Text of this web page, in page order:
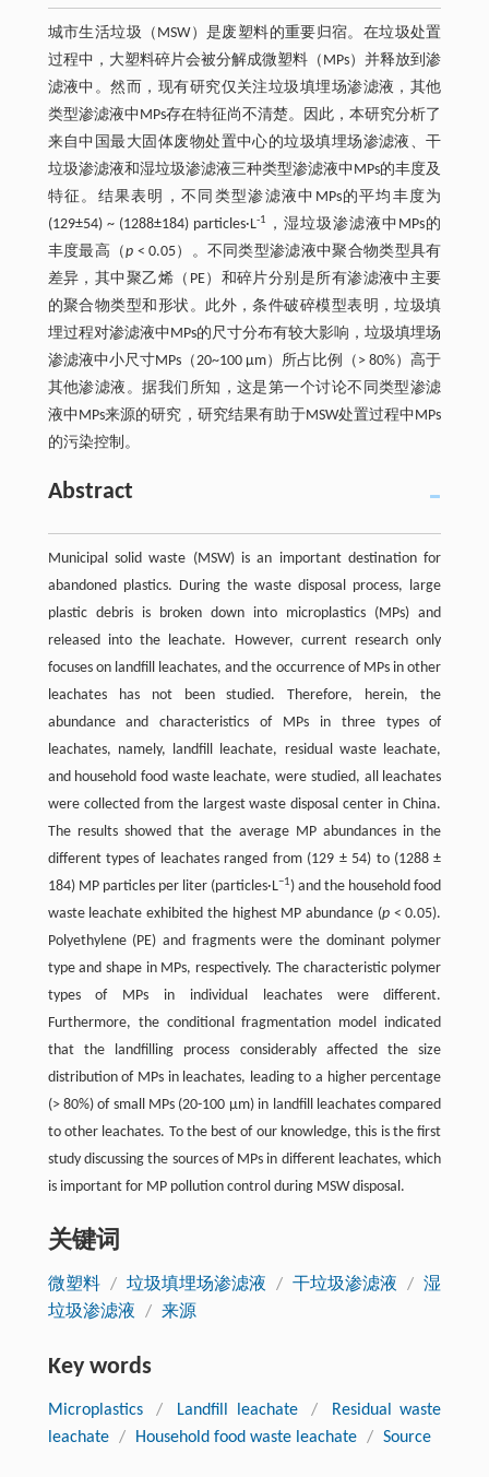
城市生活垃圾（MSW）是废塑料的重要归宿。在垃圾处置
过程中，大塑料碎片会被分解成微塑料（MPs）并释放到渗
滤液中。然而，现有研究仅关注垃圾填埋场渗滤液，其他
类型渗滤液中MPs存在特征尚不清楚。因此，本研究分析了
来自中国最大固体废物处置中心的垃圾填埋场渗滤液、干
垃圾渗滤液和湿垃圾渗滤液三种类型渗滤液中MPs的丰度及
特征。结果表明，不同类型渗滤液中MPs的平均丰度为
(129±54) ~ (1288±184) particles·L-1
，湿垃圾渗滤液中MPs的
丰度最高（p < 0.05）。不同类型渗滤液中聚合物类型具有
差异，其中聚乙烯（PE）和碎片分别是所有渗滤液中主要
的聚合物类型和形状。此外，条件破碎模型表明，垃圾填
埋过程对渗滤液中MPs的尺寸分布有较大影响，垃圾填埋场
渗滤液中小尺寸MPs（20~100 μm）所占比例（> 80%）高于
其他渗滤液。据我们所知，这是第一个讨论不同类型渗滤
液中MPs来源的研究，研究结果有助于MSW处置过程中MPs
的污染控制。
Abstract
Municipal solid waste (MSW) is an important destination for
abandoned plastics. During the waste disposal process, large
plastic debris is broken down into microplastics (MPs) and
released into the leachate. However, current research only
focuses on landfill leachates, and the occurrence of MPs in other
leachates has not been studied. Therefore, herein, the
abundance and characteristics of MPs in three types of
leachates, namely, landfill leachate, residual waste leachate,
and household food waste leachate, were studied, all leachates
were collected from the largest waste disposal center in China.
The results showed that the average MP abundances in the
different types of leachates ranged from (129 ± 54) to (1288 ±
184) MP particles per liter (particles·L−1) and the household food
waste leachate exhibited the highest MP abundance (p< 0.05).
Polyethylene (PE) and fragments were the dominant polymer
type and shape in MPs, respectively. The characteristic polymer
types of MPs in individual leachates were different.
Furthermore, the conditional fragmentation model indicated
that the landfilling process considerably affected the size
distribution of MPs in leachates, leading to a higher percentage
(> 80%) of small MPs (20-100 μm) in landfill leachates compared
to other leachates. To the best of our knowledge, this is the first
study discussing the sources of MPs in different leachates, which
is important for MP pollution control during MSW disposal.
关键词
微塑料 / 垃圾填埋场渗滤液 / 干垃圾渗滤液 / 湿
垃圾渗滤液
/ 来源
Key words
Microplastics / Landfill leachate /
Residual waste
leachate / Household food waste leachate / Source